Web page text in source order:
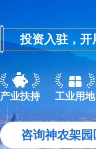
投资入驻，开
产业扶持 工业用地
咨询神农架